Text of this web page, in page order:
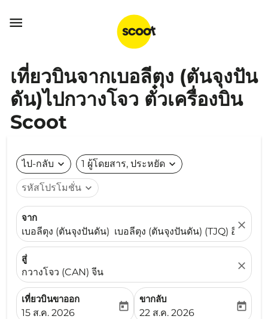

เที่ยวบินจากเบอลีตุง (ตันจุงปัน
ดัน)ไปกวางโจว ตั๋วเครื่องบิน
Scoot
ไป-กลับ expand_more 1 ผู้โดยสาร, ประหยัด expand_more
รหัสโปรโมชั่น expand_more
จาก
เบอลีตุง (ตันจุงปันดัน) เบอลีตุง (ตันจุงปันดัน) (TJQ) อินโดนีเ
close
สู่
กวางโจว (CAN) จีน
close
เที่ยวบินขาออก
fc-booking-departure-date-aria-label
15 ส.ค. 2026
today
ขากลับ
fc-booking-return-date-
22 ส.ค. 2026
today